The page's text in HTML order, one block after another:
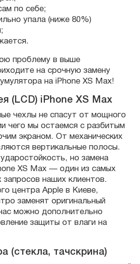
по себе;
упала (ниже 80%)
проблему в выше
на срочную замену
на iPhone XS Max!
(LCD) iPhone XS Max
чехлы не спасут от мощного
чего мы остаемся с разбитым
экраном. От механических
вертикальные полосы.
но замена
XS Max — один из самых
запросов наших клиентов.
центра Apple в Киеве,
заменят оригинальный
можно дополнительно
защиты от влаги на
(стекла, тачскрина)